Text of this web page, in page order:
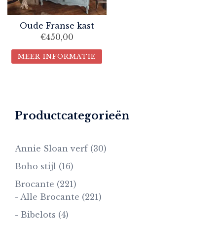
Oude Franse kast
€450,00
MEER INFORMATIE
Productcategorieën
Annie Sloan verf (30)
Boho stijl (16)
Brocante (221)
- Alle Brocante (221)
- Bibelots (4)